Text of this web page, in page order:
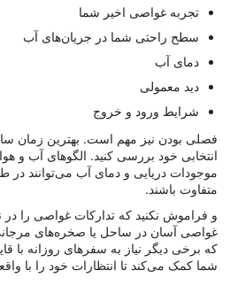
تجربه غواصی اخیر شما
سطح راحتی شما در جریان‌های آب
دمای آب
دید معمولی
شرایط ورود و خروج
فصلی بودن نیز مهم است. بهترین زمان
انتخابی خود بررسی کنید. الگوهای آب و
موجودات دریایی و دمای آب می‌توانند
متفاوت باشند.
و فراموش نکنید که تدارکات غواصی را در
غواصی آسان در ساحل یا صخره‌های
که برخی دیگر نیاز به سفرهای روزانه با
شما کمک می‌کند تا انتظارات خود را با